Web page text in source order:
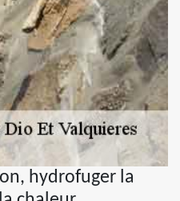
hydrofuger la